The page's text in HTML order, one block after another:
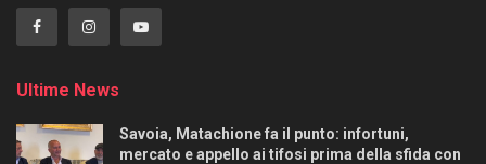
Ultime News
Savoia, Matachione fa il punto: infortuni,
mercato e appello ai tifosi prima della sfida con